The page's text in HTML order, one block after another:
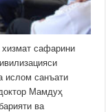
хизмат сафарини
ислом санъати
Мамдуҳ
ва